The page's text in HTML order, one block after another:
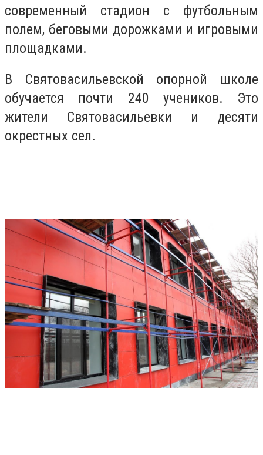
современный стадион с футбольным
полем, беговыми дорожками и игровыми
площадками.
В Святовасильевской опорной школе
обучается почти 240 учеников. Это
жители Святовасильевки и десяти
окрестных сел.